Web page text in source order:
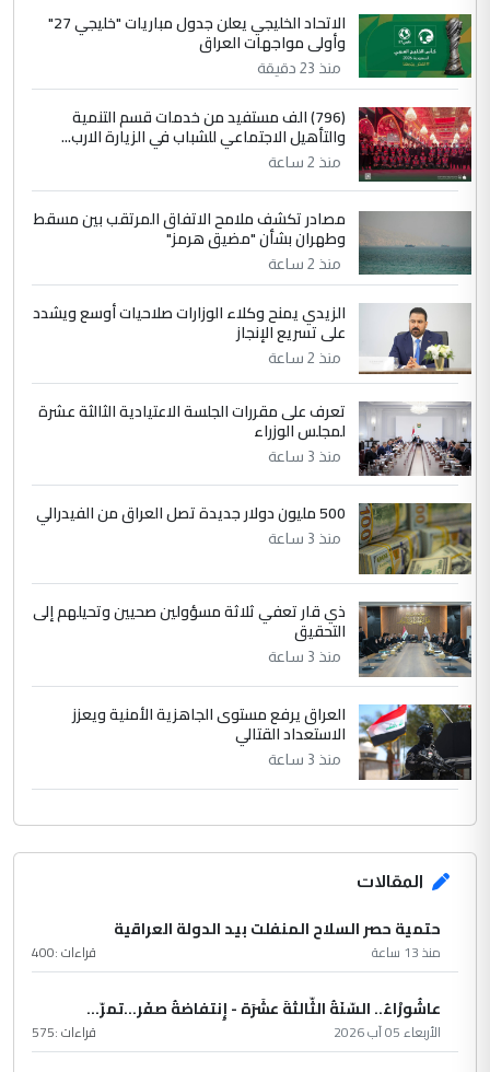
الموضوع :
الجواهري يرد على صدام حسين سل
مضجعيك يابن الزنا (نص كامل)
سردار
التعليق : واحد من عصابة علي ماما يسقط
جنسية الرافد الثالث للعراق ومن اصول عريقة
ابا فرات ...
الجواهري يرد على صدام حسين سل
مضجعيك يابن الزنا (نص كامل)
5
التعليق : تحياتي لك استاذ حامدتركان. كلام
دقيق ومسؤول؛ فالاستثمار الحقيقي للإنسان
الموضوع :
بين الإهمال واغتصاب الأرض.. بلاد
الرافدين تعاني الجفاف والتصحر!!
الاتحاد الخليجي يعلن جدول مباريات "خليجي 27"
وأولى مواجهات العراق
منذ 23 دقيقة
(796) الف مستفيد من خدمات قسم التنمية
والتأهيل الاجتماعي للشباب في الزيارة الارب...
منذ 2 ساعة
مصادر تكشف ملامح الاتفاق المرتقب بين مسقط
وطهران بشأن "مضيق هرمز"
منذ 2 ساعة
الزيدي يمنح وكلاء الوزارات صلاحيات أوسع ويشدد
على تسريع الإنجاز
منذ 2 ساعة
تعرف على مقررات الجلسة الاعتيادية الثالثة عشرة
لمجلس الوزراء
منذ 3 ساعة
500 مليون دولار جديدة تصل العراق من الفيدرالي
منذ 3 ساعة
ذي قار تعفي ثلاثة مسؤولين صحيين وتحيلهم إلى
التحقيق
منذ 3 ساعة
العراق يرفع مستوى الجاهزية الأمنية ويعزز
الاستعداد القتالي
منذ 3 ساعة
المقالات
حتمية حصر السلاح المنفلت بيد الدولة العراقية
منذ 13 ساعة قراءات :400
عاشُورْاءُ.. السّنَةُ الثّالثةَ عشَرَة - إِنتفاضةُ صفَر…تمرّ...
الأربعاء 05 آب 2026 قراءات :575